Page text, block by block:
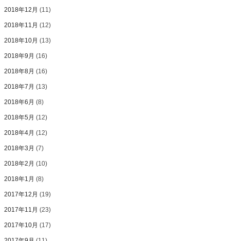
2018年12月 (11)
2018年11月 (12)
2018年10月 (13)
2018年9月 (16)
2018年8月 (16)
2018年7月 (13)
2018年6月 (8)
2018年5月 (12)
2018年4月 (12)
2018年3月 (7)
2018年2月 (10)
2018年1月 (8)
2017年12月 (19)
2017年11月 (23)
2017年10月 (17)